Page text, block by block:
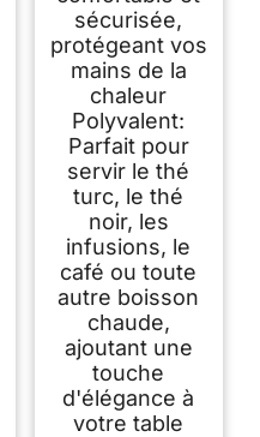
sécurisée,
protégeant vos
mains de la
chaleur
Polyvalent:
Parfait pour
servir le thé
turc, le thé
noir, les
infusions, le
café ou toute
autre boisson
chaude,
ajoutant une
touche
d'élégance à
votre table